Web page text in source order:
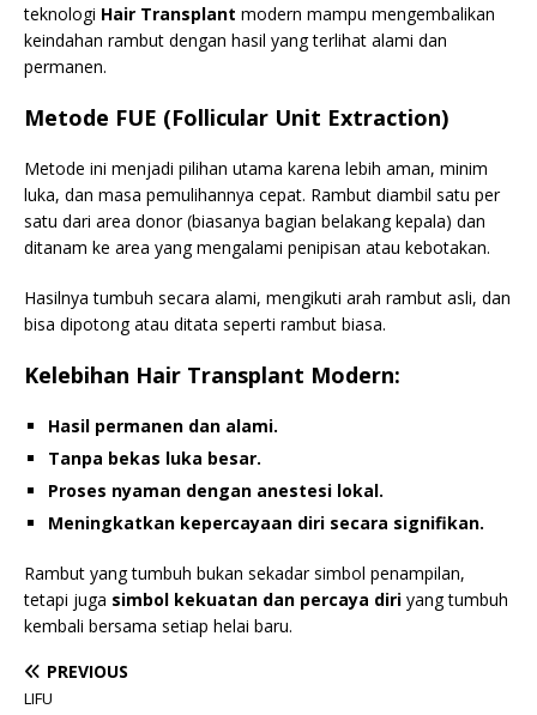
teknologi Hair Transplant modern mampu mengembalikan
keindahan rambut dengan hasil yang terlihat alami dan
permanen.
Metode FUE (Follicular Unit Extraction)
Metode ini menjadi pilihan utama karena lebih aman, minim
luka, dan masa pemulihannya cepat. Rambut diambil satu per
satu dari area donor (biasanya bagian belakang kepala) dan
ditanam ke area yang mengalami penipisan atau kebotakan.
Hasilnya tumbuh secara alami, mengikuti arah rambut asli, dan
bisa dipotong atau ditata seperti rambut biasa.
Kelebihan Hair Transplant Modern:
Hasil permanen dan alami.
Tanpa bekas luka besar.
Proses nyaman dengan anestesi lokal.
Meningkatkan kepercayaan diri secara signifikan.
Rambut yang tumbuh bukan sekadar simbol penampilan,
tetapi juga simbol kekuatan dan percaya diri yang tumbuh
kembali bersama setiap helai baru.
PREVIOUS
LIFU